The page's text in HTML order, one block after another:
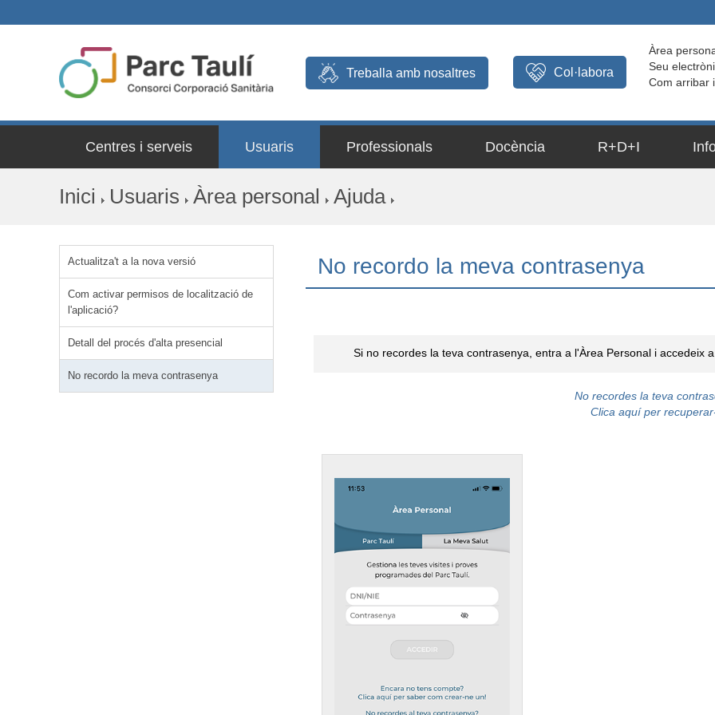
Àrea
Seu
Com arribar
Col·labora
Treballa amb nosaltres
Centres i serveis Usuaris Professionals Docència R+D+I
Inici Usuaris Àrea personal Ajuda
No recordo la meva contrasenya
Si no recordes la teva contrasenya, entra a l'Àrea Personal i accedeix
No recordes la teva
Clica aquí per
Actualitza't a la nova versió
Com activar permisos de localització de
l'aplicació?
Detall del procés d'alta presencial
No recordo la meva contrasenya